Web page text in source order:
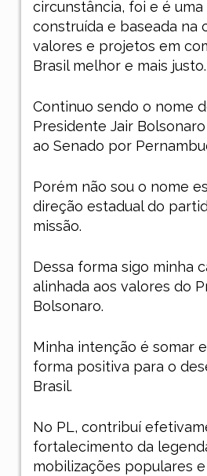
circunstância, foi e é
construída e baseada na
valores e projetos em
Brasil melhor e mais justo.
Continuo sendo o nome
Presidente Jair
ao Senado por
Porém não sou o nome
direção estadual do
missão.
Dessa forma sigo minha
alinhada aos valores do
Bolsonaro.
Minha intenção é somar
forma positiva para o
Brasil.
No PL, contribuí
fortalecimento da
mobilizações populares